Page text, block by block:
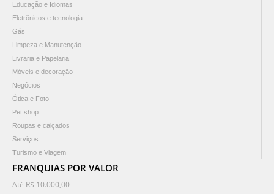
Educação e Idiomas
Eletrônicos e tecnologia
Gás
Limpeza e Manutenção
Livraria e Papelaria
Móveis e decoração
Negócios
Ótica e Foto
Pet shop
Roupas e calçados
Serviços
Turismo e Viagem
FRANQUIAS POR VALOR
Até R$ 10.000,00